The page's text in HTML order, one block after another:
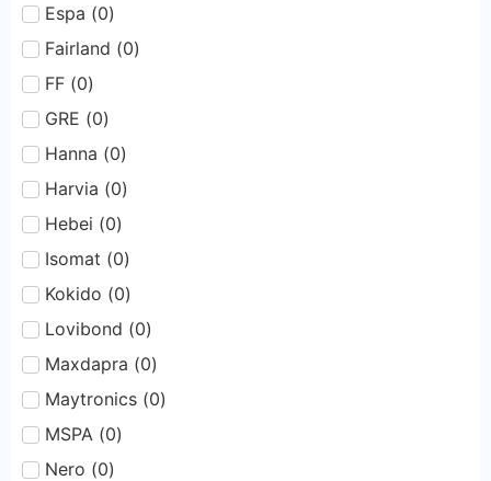
Espa (0)
Fairland (0)
FF (0)
GRE (0)
Hanna (0)
Harvia (0)
Hebei (0)
Isomat (0)
Kokido (0)
Lovibond (0)
Maxdapra (0)
Maytronics (0)
MSPA (0)
Nero (0)